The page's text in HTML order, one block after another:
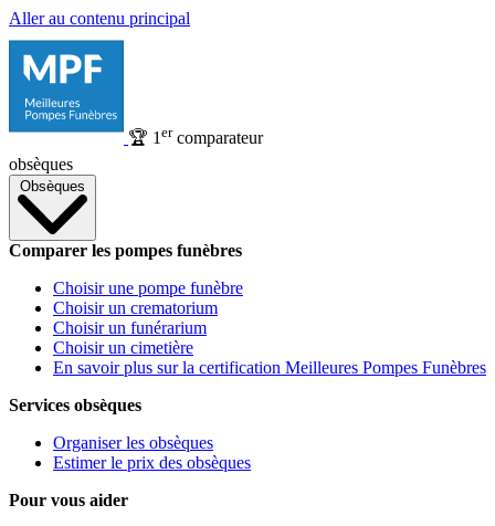
Aller au contenu principal
🏆 1 ercomparateur
obsèques
Obsèques
Comparer les pompes funèbres
Choisir une pompe funèbre
Choisir un crematorium
Choisir un funérarium
Choisir un cimetière
En savoir plus sur la certification Meilleures Pompes Funèbres
Services obsèques
Organiser les obsèques
Estimer le prix des obsèques
Pour vous aider